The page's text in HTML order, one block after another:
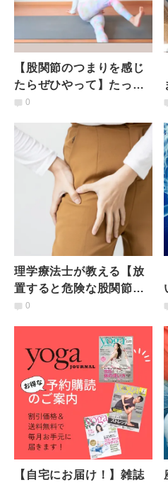
【股関節のつまりを感じ
たらぜひやって】たった
10回座って回すだけ股関
0
理学療法士が教える【放
置すると危険な股関節
痛】悪化させないために
0
【自宅にお届け！】雑誌